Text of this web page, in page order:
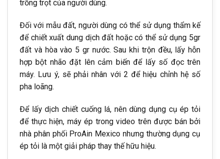
trồng trọt của người dùng.
Đối với mẫu đất, người dùng có thể sử dụng thẩm kế
để chiết xuất dung dịch đất hoặc có thể sử dụng 5gr
đất và hòa vào 5 gr nước. Sau khi trộn đều, lấy hỗn
hợp bột nhão đặt lên cảm biến để lấy số đọc trên
máy. Lưu ý, sẽ phải nhân với 2 để hiệu chỉnh hệ số
pha loãng.
Để lấy dịch chiết cuống lá, nên dùng dụng cụ ép tỏi
để thực hiện, máy ép trong video trên được bán bởi
nhà phân phối ProAin Mexico nhưng thường dụng cụ
ép tỏi là một giải pháp thay thế hữu hiệu.